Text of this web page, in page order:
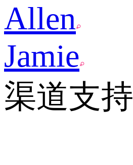
Allen
Jamie
渠道支持